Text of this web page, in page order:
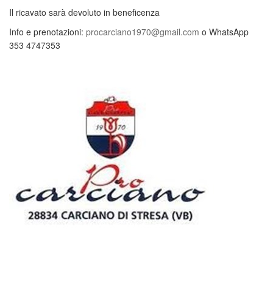
Il ricavato sarà devoluto in beneficenza
Info e prenotazioni: procarciano1970@gmail.com o WhatsApp
353 4747353